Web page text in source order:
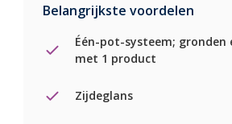
Belangrijkste voordelen
Één-pot-systeem; gronden
met 1 product
Zijdeglans